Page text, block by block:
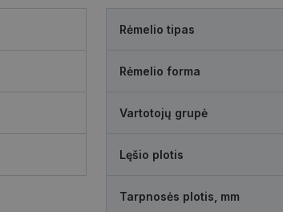
Rėmelio tipas
Rėmelio forma
Vartotojų grupė
Lęšio plotis
Tarpnosės plotis, mm